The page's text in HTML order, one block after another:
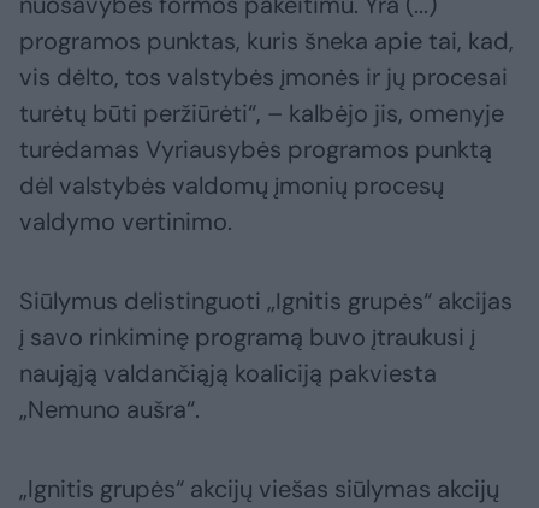
programos punktas, kuris šneka apie tai, kad,
vis dėlto, tos valstybės įmonės ir jų procesai
turėtų būti peržiūrėti“, – kalbėjo jis, omenyje
turėdamas Vyriausybės programos punktą
dėl valstybės valdomų įmonių procesų
valdymo vertinimo.
Siūlymus delistinguoti „Ignitis grupės“ akcijas
į savo rinkiminę programą buvo įtraukusi į
naująją valdančiąją koaliciją pakviesta
„Nemuno aušra“.
„Ignitis grupės“ akcijų viešas siūlymas akcijų